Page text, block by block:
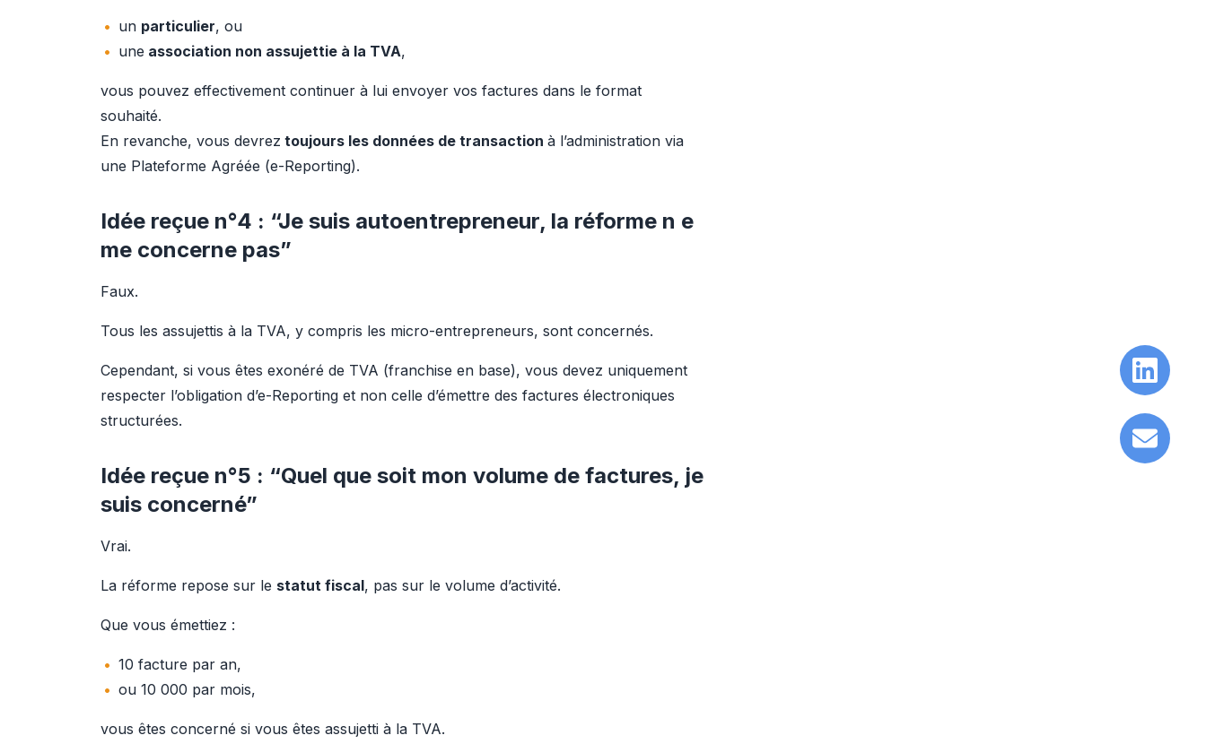
un particulier, ou
une association non assujettie à la TVA,
vous pouvez effectivement continuer à lui envoyer vos factures dans le format
souhaité.
En revanche, vous devrez toujours les données de transaction à l’administration via
une Plateforme Agréée (e-Reporting).
Idée reçue n°4 : “Je suis autoentrepreneur, la réforme n e
me concerne pas”
Faux.
Tous les assujettis à la TVA, y compris les micro-entrepreneurs, sont concernés.
Cependant, si vous êtes exonéré de TVA (franchise en base), vous devez uniquement
respecter l’obligation d’e-Reporting et non celle d’émettre des factures électroniques
structurées.
Idée reçue n°5 : “Quel que soit mon volume de factures, je
suis concerné”
Vrai.
La réforme repose sur le statut fiscal, pas sur le volume d’activité.
Que vous émettiez :
10 facture par an,
ou 10 000 par mois,
vous êtes concerné si vous êtes assujetti à la TVA.